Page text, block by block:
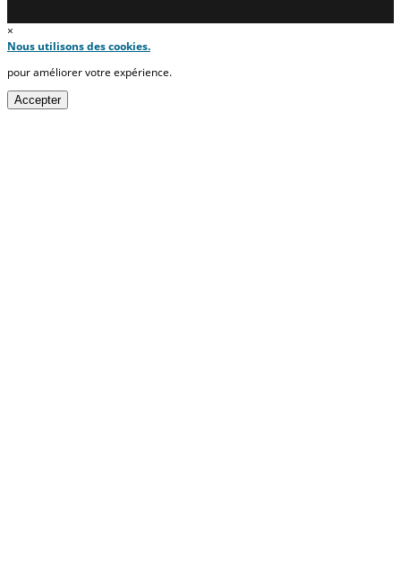
×
Nous utilisons des cookies.
pour améliorer votre expérience.
Accepter